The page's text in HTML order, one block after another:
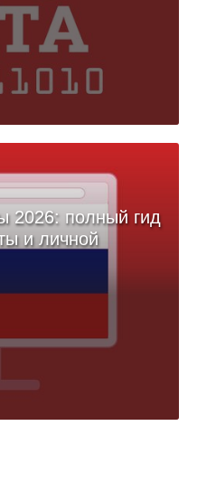
2026: полный гид
и личной